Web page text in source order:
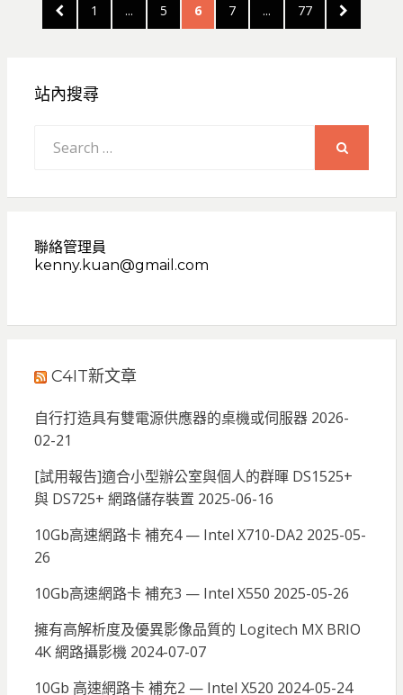
PREVIOUS
PAGE
PAGE
1 ... PAGE
5 PAGE
6 PAGE
7 ... PAGE
77
NEXT
PAGE
站內搜尋
for:
聯絡管理員
kenny.kuan@gmail.com
C4IT新文章
自行打造具有雙電源供應器的桌機或伺服器 2026-
02-21
[試用報告]適合小型辦公室與個人的群暉 DS1525+
與 DS725+ 網路儲存裝置 2025-06-16
10Gb高速網路卡 補充4 — Intel X710-DA2 2025-05-
26
10Gb高速網路卡 補充3 — Intel X550 2025-05-26
擁有高解析度及優異影像品質的 Logitech MX BRIO
4K 網路攝影機 2024-07-07
10Gb 高速網路卡 補充2 — Intel X520 2024-05-24